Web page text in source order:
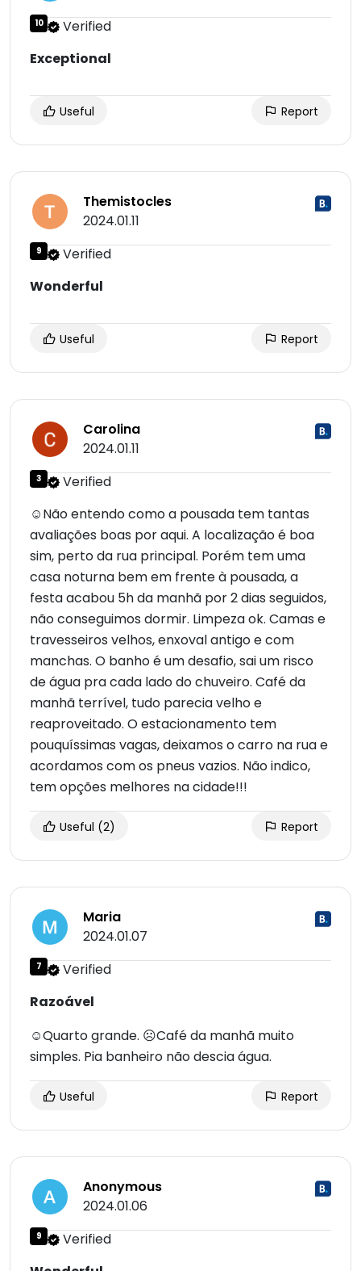
10
Verified
Exceptional
Useful Report
Themistocles
2024.01.11
9
Verified
Wonderful
Useful Report
Carolina
2024.01.11
3
Verified
☺Não entendo como a pousada tem tantas
avaliações boas por aqui. A localização é boa
sim, perto da rua principal. Porém tem uma
casa noturna bem em frente à pousada, a
festa acabou 5h da manhã por 2 dias seguidos,
não conseguimos dormir. Limpeza ok. Camas e
travesseiros velhos, enxoval antigo e com
manchas. O banho é um desafio, sai um risco
de água pra cada lado do chuveiro. Café da
manhã terrível, tudo parecia velho e
reaproveitado. O estacionamento tem
pouquíssimas vagas, deixamos o carro na rua e
acordamos com os pneus vazios. Não indico,
tem opções melhores na cidade!!!
Useful (2) Report
Maria
2024.01.07
7
Verified
Razoável
☺Quarto grande. ☹Café da manhã muito
simples. Pia banheiro não descia água.
Useful Report
Anonymous
2024.01.06
9
Verified